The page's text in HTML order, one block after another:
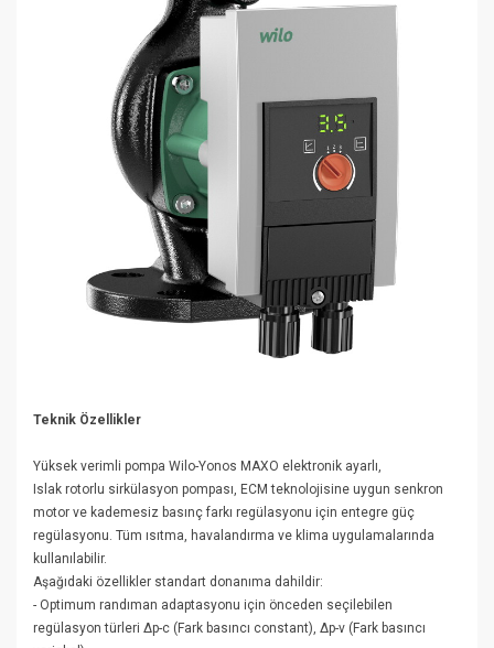
Teknik Özellikler
Yüksek verimli pompa Wilo-Yonos MAXO elektronik ayarlı,
Islak rotorlu sirkülasyon pompası, ECM teknolojisine uygun senkron
motor ve kademesiz basınç farkı regülasyonu için entegre güç
regülasyonu. Tüm ısıtma, havalandırma ve klima uygulamalarında
kullanılabilir.
Aşağıdaki özellikler standart donanıma dahildir:
- Optimum randıman adaptasyonu için önceden seçilebilen
regülasyon türleri Δp-c (Fark basıncı constant), Δp-v (Fark basıncı